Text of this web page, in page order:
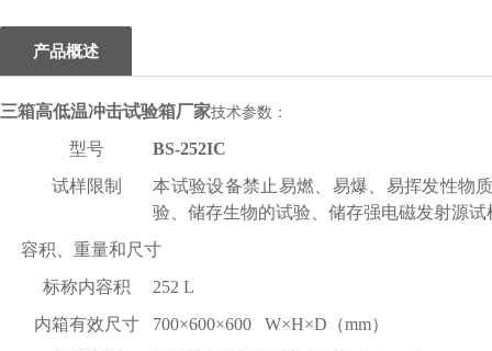
产品概述
三箱高低温冲击试验箱厂家技术参数：
型号
BS-252IC
试样限制
本试验设备禁止易燃、易爆、易挥发性物
验、储存生物的试验、储存强电磁发射源
容积、重量和尺寸
标称内容积
252 L
内箱有效尺寸
700×600×600 W×H×D（mm）